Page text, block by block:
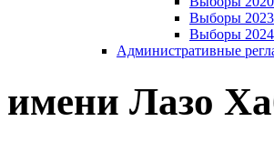
Выборы 2023
Выборы 2024
Административные
имени Лазо